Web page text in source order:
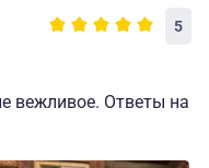
5
вежливое. Ответы на